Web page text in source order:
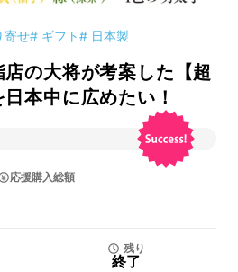
寄せ# ギフト# 日本製
の大将が考案した【超
本中に広めたい！
応援購入総額
残り
終了